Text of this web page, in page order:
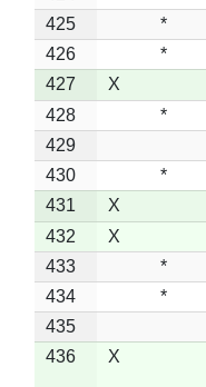
425
*
426
*
427
X
428
*
429
430
*
431
X
432
X
433
*
434
*
435
436
X